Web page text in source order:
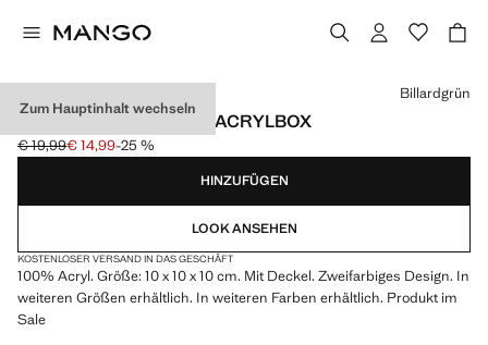
Zum Hauptinhalt wechseln
KLEINE ZWEIFARBIGE ACRYLBOX
Ausgangspreis durchgestrichen [€ 19,99 ]
€ 19,99
Aktueller Preis [€ 14,99 ]
€ 14,99-25 %
Wählen Sie eine Farbe
Billardgrün
HINZUFÜGEN
LOOK ANSEHEN
KOSTENLOSER VERSAND IN DAS GESCHÄFT
100% Acryl. Größe: 10 x 10 x 10 cm. Mit Deckel. Zweifarbiges Design. In
weiteren Größen erhältlich. In weiteren Farben erhältlich. Produkt im
Sale